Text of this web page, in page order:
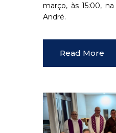
março, às 15:00,
André.
Read More